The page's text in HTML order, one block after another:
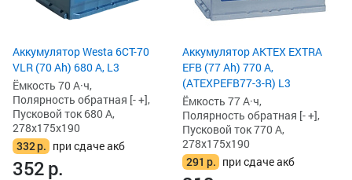
Аккумулятор Westa 6СТ-70
VLR (70 Ah) 680 А, L3
Ёмкость 70 А·ч,
Полярность обратная [- +],
Пусковой ток 680 А,
278x175x190
332р. при сдаче акб
352р.
Аккумулятор AKTEX EXTRA
EFB (77 Ah) 770 А,
(ATEXPEFB77-3-R) L3
Ёмкость 77 А·ч,
Полярность обратная [- +],
Пусковой ток 770 А,
278x175x190
291 р. при сдаче акб